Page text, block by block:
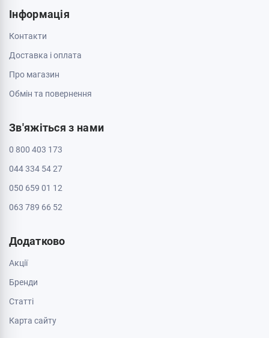
Інформація
Контакти
Доставка і оплата
Про магазин
Обмін та повернення
Зв'яжіться з нами
0 800 403 173
044 334 54 27
050 659 01 12
063 789 66 52
Додатково
Акції
Бренди
Cтатті
Карта сайту